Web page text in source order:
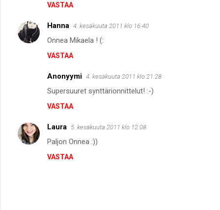
VASTAA
Hanna 4. kesäkuuta 2011 klo 16.40
Onnea Mikaela ! (:
VASTAA
Anonyymi 4. kesäkuuta 2011 klo 21.28
Supersuuret synttärionnittelut! :-)
VASTAA
Laura 5. kesäkuuta 2011 klo 12.08
Paljon Onnea :))
VASTAA